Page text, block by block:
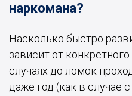
наркомана?
Насколько быстро
зависит от
случаях до ломок
даже год (как в случае